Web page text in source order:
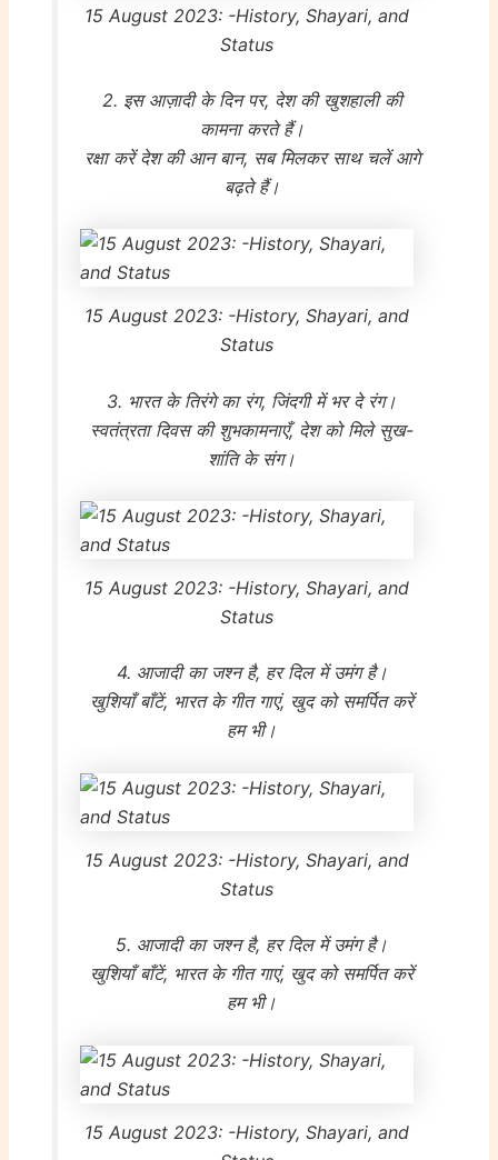
15 August 2023: -History, Shayari, and
Status
2. इस आज़ादी के दिन पर, देश की खुशहाली की
कामना करते हैं।
रक्षा करें देश की आन बान, सब मिलकर साथ चलें आगे
बढ़ते हैं।
15 August 2023: -History, Shayari, and
Status
3. भारत के तिरंगे का रंग, जिंदगी में भर दे रंग।
स्वतंत्रता दिवस की शुभकामनाएँ, देश को मिले सुख-
शांति के संग।
15 August 2023: -History, Shayari, and
Status
4. आजादी का जश्न है, हर दिल में उमंग है।
खुशियाँ बाँटें, भारत के गीत गाएं, खुद को समर्पित करें
हम भी।
15 August 2023: -History, Shayari, and
Status
5. आजादी का जश्न है, हर दिल में उमंग है।
खुशियाँ बाँटें, भारत के गीत गाएं, खुद को समर्पित करें
हम भी।
15 August 2023: -History, Shayari, and